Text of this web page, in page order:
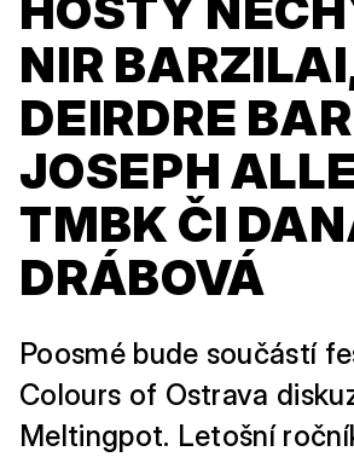
NIR
DEIRDRE
JOSEPH
TMBK ČI
DRÁBOVÁ
Poosmé bude součástí
Colours of Ostrava
Meltingpot. Letošní